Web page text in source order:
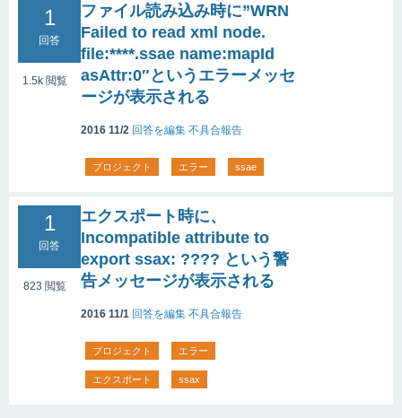
1
回答
1.5k 閲覧
ファイル読み込み時に”WRN
Failed to read xml node.
file:****.ssae name:mapId
asAttr:0″というエラーメッセ
ージが表示される
2016 11/2 回答を編集 不具合報告
プロジェクト エラー ssae
1
回答
823 閲覧
エクスポート時に、
Incompatible attribute to
export ssax: ???? という警
告メッセージが表示される
2016 11/1 回答を編集 不具合報告
プロジェクト エラー
エクスポート ssax